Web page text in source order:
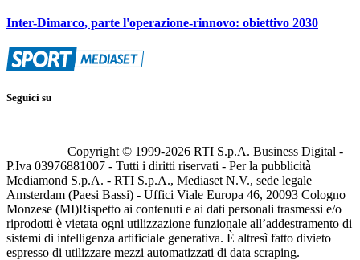
Inter-Dimarco, parte l'operazione-rinnovo: obiettivo 2030
Seguici su
Copyright © 1999-2026 RTI S.p.A. Business Digital -
P.Iva 03976881007 - Tutti i diritti riservati - Per la pubblicità
Mediamond S.p.A. - RTI S.p.A., Mediaset N.V., sede legale
Amsterdam (Paesi Bassi) - Uffici Viale Europa 46, 20093 Cologno
Monzese (MI)Rispetto ai contenuti e ai dati personali trasmessi e/o
riprodotti è vietata ogni utilizzazione funzionale all’addestramento di
sistemi di intelligenza artificiale generativa. È altresì fatto divieto
espresso di utilizzare mezzi automatizzati di data scraping.